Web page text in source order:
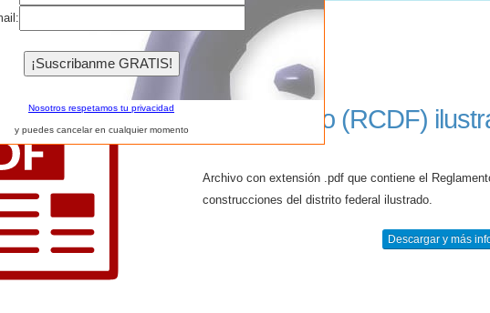
3 4 5 6 7 [>>]
Aquí Selecciona una Categoría
Reglamento (RCDF)
Archivo con extensión .pdf que contiene el
construcciones del distrito federal ilustrado.
Descargar y más
Nosotros respetamos tu privacidad
y puedes cancelar en cualquier momento